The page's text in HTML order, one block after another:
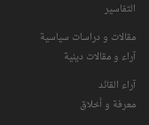
التفاسیر
مقالات و دراسات سياسية
آراء و مقالات دينية
آراء القائد
معرفة و أخلاق